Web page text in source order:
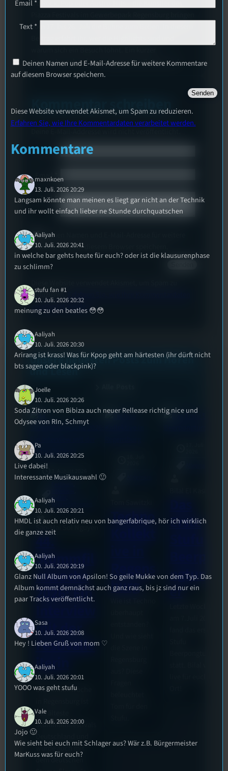
Ob Rock, Pop oder Austro-Hits – die Künstler des
vom 17. bis 26. Juli die Bühne zum Beben. In diesem
Vorgeschmack auf einen langen Musik-Sommer!
Kommentar schreiben
Name*
Email*
Text*
Deinen Namen und E-Mail-Adresse für weitere
Kommentare auf diesem Browser speichern.
reduzieren.
verarbeitet werden.
Unsere neuesten Posts zum Hören
und Lesen
Kultur
Veranstaltungen
Sao-Mai Sol Nguyen
44.
Stummfil
mwoche
2026: Ein
mit der
Festivalle
iterin
Die
Stummfilmwoche
das älteste
Stummfilmfestivals
Deutschland und
wurde auch mit
dem deutschen
Techno
Regens
burg
Erste
ngturni
er
Email *
Text*
Deinen Namen und E-Mail-Adresse für weitere Kommentare
auf diesem Browser speichern.
Diese Website verwendet Akismet, um Spam zu reduzieren.
Erfahren Sie, wie Ihre Kommentardaten verarbeitet werden.
Kommentare
maxnkoen
13. Juli. 2026 20:29
Langsam könnte man meinen es liegt gar nicht an der Technik
und ihr wollt einfach lieber ne Stunde durchquatschen
Aaliyah
10. Juli. 2026 20:41
in welche bar gehts heute für euch? oder ist die klausurenphase
zu schlimm?
stufu fan #1
10. Juli. 2026 20:32
meinung zu den beatles 😳😳
Aaliyah
10. Juli. 2026 20:30
Arirang ist krass! Was für Kpop geht am härtesten (ihr dürft nicht
bts sagen oder blackpink)?
Joelle
10. Juli. 2026 20:26
Soda Zitron von Bibiza auch neuer Rellease richtig nice und
Odysee von RIn, Schmyt
Pa
10. Juli. 2026 20:25
Live dabei!
Interessante Musikauswahl 🙂
Aaliyah
10. Juli. 2026 20:21
HMDL ist auch relativ neu von bangerfabrique, hör ich wirklich
die ganze zeit
Aaliyah
10. Juli. 2026 20:19
Glanz Null Album von Apsilon! So geile Mukke von dem Typ. Das
Album kommt demnächst auch ganz raus, bis jz sind nur ein
paar Tracks veröffentlicht.
Sasa
10. Juli. 2026 20:08
Hey ! Lieben Gruß von mom ♡
Aaliyah
10. Juli. 2026 20:01
YOOO was geht stufu
Vale
10. Juli. 2026 20:00
Jojo 🙂
Wie sieht bei euch mit Schlager aus? Wär z.B. Bürgermeister
MarKuss was für euch?